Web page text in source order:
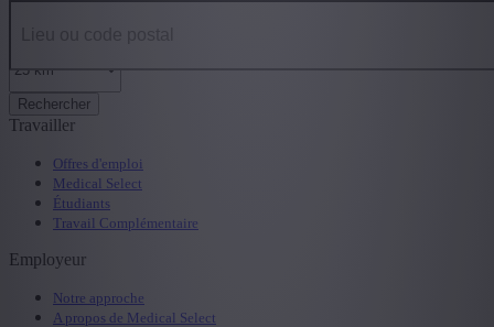
Rechercher
Travailler
Offres d'emploi
Medical Select
Étudiants
Travail Complémentaire
Employeur
Notre approche
A propos de Medical Select